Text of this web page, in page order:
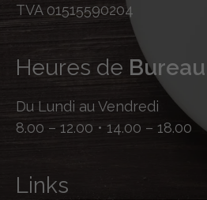
TVA 01515590204
Heures de Bureau
Du Lundi au Vendredi
8.00 – 12.00 • 14.00 – 18.00
Links